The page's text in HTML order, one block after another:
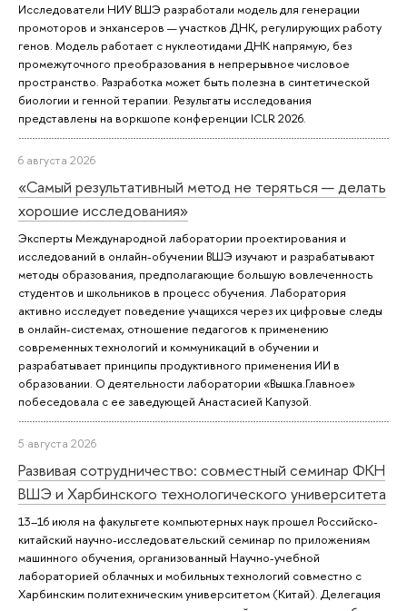
Исследователи НИУ ВШЭ разработали модель для генерации
промоторов и энхансеров — участков ДНК, регулирующих работу
генов. Модель работает с нуклеотидами ДНК напрямую, без
промежуточного преобразования в непрерывное числовое
пространство. Разработка может быть полезна в синтетической
биологии и генной терапии. Результаты исследования
представлены на воркшопе конференции ICLR 2026.
6 августа 2026
«Самый результативный метод не теряться — делать
хорошие исследования»
Эксперты Международной лаборатории проектирования и
исследований в онлайн-обучении ВШЭ изучают и разрабатывают
методы образования, предполагающие большую вовлеченность
студентов и школьников в процесс обучения. Лаборатория
активно исследует поведение учащихся через их цифровые следы
в онлайн-системах, отношение педагогов к применению
современных технологий и коммуникаций в обучении и
разрабатывает принципы продуктивного применения ИИ в
образовании. О деятельности лаборатории «Вышка.Главное»
побеседовала с ее заведующей Анастасией Капузой.
5 августа 2026
Развивая сотрудничество: совместный семинар ФКН
ВШЭ и Харбинского технологического университета
13–16 июля на факультете компьютерных наук прошел Российско-
китайский научно-исследовательский семинар по приложениям
машинного обучения, организованный Научно-учебной
лабораторией облачных и мобильных технологий совместно с
Харбинским политехническим университетом (Китай). Делегация